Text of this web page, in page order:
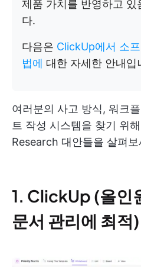
제품 가치를 반영하고 있
다.
다음은 ClickUp에서 소
법에 대한 자세한 안내입
여러분의 사고 방식, 워크
트 작성 시스템을 찾기 위
Research 대안들을 살펴
1. ClickUp (올인
문서 관리에 최적)